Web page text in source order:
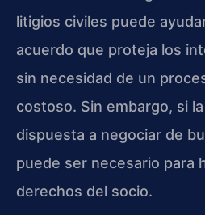
litigios civiles puede
acuerdo que proteja los
sin necesidad de un
costoso. Sin embargo, si
dispuesta a negociar de
puede ser necesario para
derechos del socio.